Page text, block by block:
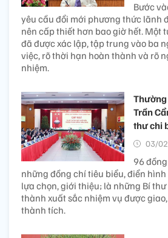
Bước
yêu cầu đổi mới phương thức lãnh
nên cấp thiết hơn bao giờ hết. Một
đã được xác lập, tập trung vào ba
việc, rõ thời hạn hoàn thành và rõ
nhiệm.
Trần
thư chi
03/
96
những đồng chí tiêu biểu, điển
lựa chọn, giới thiệu; là những Bí
thành xuất sắc nhiệm vụ được
thành tích.